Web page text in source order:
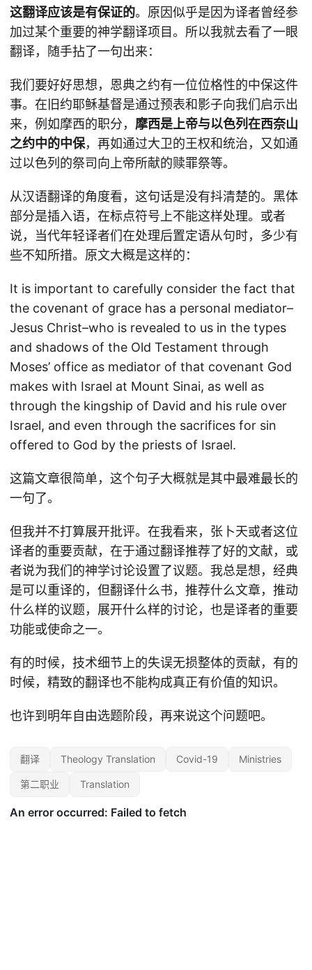
这翻译应该是有保证的。原因似乎是因为译者曾经参
加过某个重要的神学翻译项目。所以我就去看了一眼
翻译，随手拈了一句出来：
我们要好好思想，恩典之约有一位位格性的中保这件
事。在旧约耶稣基督是通过预表和影子向我们启示出
来，例如摩西的职分， 摩西是上帝与以色列在西奈山
之约中的中保，再如通过大卫的王权和统治，又如通
过以色列的祭司向上帝所献的赎罪祭等。
从汉语翻译的角度看，这句话是没有抖清楚的。黑体
部分是插入语，在标点符号上不能这样处理。或者
说，当代年轻译者们在处理后置定语从句时，多少有
些不知所措。原文大概是这样的：
It is important to carefully consider the fact that
the covenant of grace has a personal mediator–
Jesus Christ–who is revealed to us in the types
and shadows of the Old Testament through
Moses’ office as mediator of that covenant God
makes with Israel at Mount Sinai, as well as
through the kingship of David and his rule over
Israel, and even through the sacrifices for sin
offered to God by the priests of Israel.
这篇文章很简单，这个句子大概就是其中最难最长的
一句了。
但我并不打算展开批评。在我看来，张卜天或者这位
译者的重要贡献，在于通过翻译推荐了好的文献，或
者说为我们的神学讨论设置了议题。我总是想，经典
是可以重译的，但翻译什么书，推荐什么文章，推动
什么样的议题，展开什么样的讨论，也是译者的重要
功能或使命之一。
有的时候，技术细节上的失误无损整体的贡献，有的
时候，精致的翻译也不能构成真正有价值的知识。
也许到明年自由选题阶段，再来说这个问题吧。
翻译 Theology Translation Covid-19 Ministries
第二职业 Translation